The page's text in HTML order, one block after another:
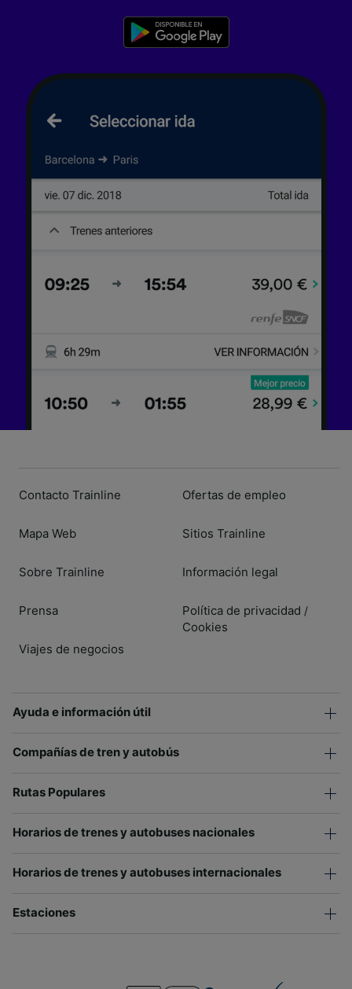
Contacto Trainline
Mapa Web
Sobre Trainline
Prensa
Viajes de negocios
Ofertas de empleo
Sitios Trainline
Información legal
Política de privacidad /
Cookies
Ayuda e información útil
Compañías de tren y autobús
Rutas Populares
Horarios de trenes y autobuses nacionales
Horarios de trenes y autobuses internacionales
Estaciones
precisa. Analizar activamente las
características del dispositivo para su
dispositivo y/o acceder a ella. Publicidad y
contenido personalizados, medición de
audiencia y desarrollo de servicios.